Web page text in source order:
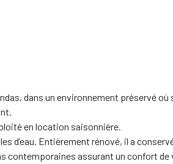
dans un environnement préservé
en location saisonnière.
d’eau. Entièrement rénové, il a
contemporaines assurant un confort de